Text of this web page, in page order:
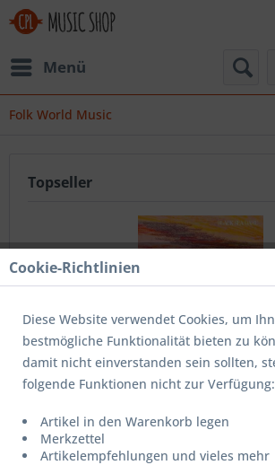
Menü
Folk World Music
Topseller
Black Sea Dahu: Everything
17,99 € *
Cookie-Richtlinien
Diese Website verwendet Cookies, um
bestmögliche Funktionalität bieten zu
damit nicht einverstanden sein sollten,
folgende Funktionen nicht zur Verfügung:
Artikel in den Warenkorb legen
Merkzettel
Artikelempfehlungen und vieles mehr